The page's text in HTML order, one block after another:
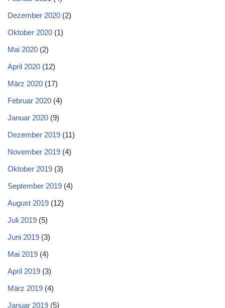
Dezember 2020 (2)
Oktober 2020 (1)
Mai 2020 (2)
April 2020 (12)
März 2020 (17)
Februar 2020 (4)
Januar 2020 (9)
Dezember 2019 (11)
November 2019 (4)
Oktober 2019 (3)
September 2019 (4)
August 2019 (12)
Juli 2019 (5)
Juni 2019 (3)
Mai 2019 (4)
April 2019 (3)
März 2019 (4)
Januar 2019 (5)